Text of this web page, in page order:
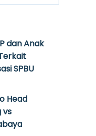
dan Anak
SPBU
Head
vs